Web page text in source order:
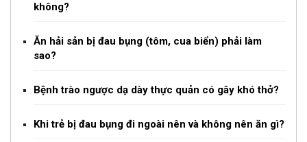
không?
Ăn hải sản bị đau bụng (tôm, cua biển) phải làm
sao?
Bệnh trào ngược dạ dày thực quản có gây khó thở?
Khi trẻ bị đau bụng đi ngoài nên và không nên ăn gì?